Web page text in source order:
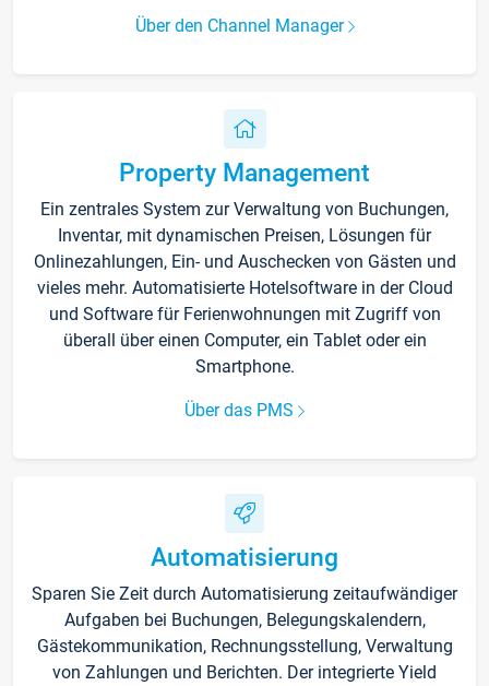
Über den Channel Manager
Property Management
Ein zentrales System zur Verwaltung von Buchungen,
Inventar, mit dynamischen Preisen, Lösungen für
Onlinezahlungen, Ein- und Auschecken von Gästen und
vieles mehr. Automatisierte Hotelsoftware in der Cloud
und Software für Ferienwohnungen mit Zugriff von
überall über einen Computer, ein Tablet oder ein
Smartphone.
Über das PMS
Automatisierung
Sparen Sie Zeit durch Automatisierung zeitaufwändiger
Aufgaben bei Buchungen, Belegungskalendern,
Gästekommunikation, Rechnungsstellung, Verwaltung
von Zahlungen und Berichten. Der integrierte Yield